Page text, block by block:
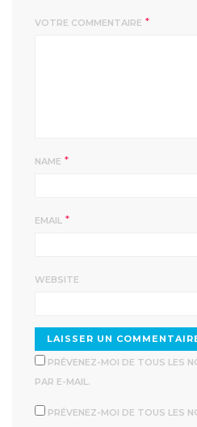
VOTRE COMMENTAIRE *
NAME *
EMAIL *
WEBSITE
PRÉVENEZ-MOI DE TOUS LES
PAR E-MAIL.
PRÉVENEZ-MOI DE TOUS LES